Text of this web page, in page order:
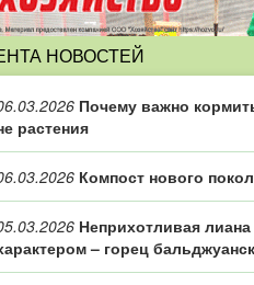
НОВОСТЕЙ
Почему важно
растения
Компост нового
Неприхотливая лиана
– горец